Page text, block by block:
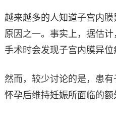
越来越多的人知道子宫内
原因之一。事实上，据估
手术时会发现子宫内膜异位
然而，较少讨论的是，患
怀孕后维持妊娠所面临的额